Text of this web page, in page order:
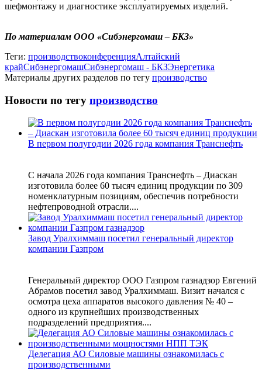
шефмонтажу и диагностике эксплуатируемых изделий.
По материалам ООО «Сибэнергомаш ‒ БКЗ»
Теги: производствоконференцияАлтайский
крайСибэнергомашСибэнергомаш - БКЗЭнергетика
Материалы других разделов по тегу производство
Новости по тегу производство
В первом полугодии 2026 года компания Транснефть
С начала 2026 года компания Транснефть – Диаскан
изготовила более 60 тысяч единиц продукции по 309
номенклатурным позициям, обеспечив потребности
нефтепроводной отрасли....
Завод Уралхиммаш посетил генеральный директор
компании Газпром
Генеральный директор ООО Газпром газнадзор Евгений
Абрамов посетил завод Уралхиммаш. Визит начался с
осмотра цеха аппаратов высокого давления № 40 –
одного из крупнейших производственных
подразделений предприятия....
Делегация АО Силовые машины ознакомилась с
производственными